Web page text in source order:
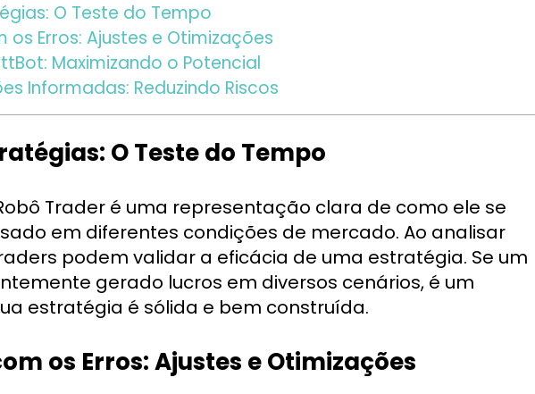
O Teste do Tempo
Erros: Ajustes e Otimizações
Maximizando o Potencial
Informadas: Reduzindo Riscos
O Teste do Tempo
Trader é uma representação clara de como ele se
em diferentes condições de mercado. Ao analisar
podem validar a eficácia de uma estratégia. Se um
gerado lucros em diversos cenários, é um
estratégia é sólida e bem construída.
os Erros: Ajustes e Otimizações